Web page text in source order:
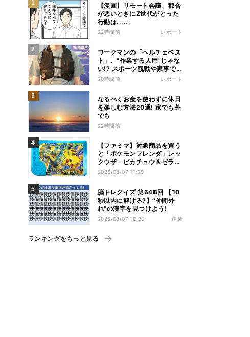
【漫画】リモート会議、都合
が悪いときにZ世代がとった
行動は......
22時間前 レポート
ワークマンの「ペルチェベス
ト」、"作業する人用"じゃな
い!? スポーツ観戦や家事で
の熱中症&冷え対策に――話
20時間前 レポート
なるべくお金を使わずに休日
を楽しむ方法20選! 家でも外
でも
22時間前
【ファミマ】対象商品を買う
と「ポケモンフレンダ」レッ
クウザ・ピカチュウ＆ゼラオ
ラのスペシャルフレンダピッ
2026/08/07 11:29
脳トレクイズ 第648回 【10
秒以内に解ける?】“仲間外
れ”の漢字を見つけよう!
2026/08/07 10:30 連載
ランキングをもっと見る